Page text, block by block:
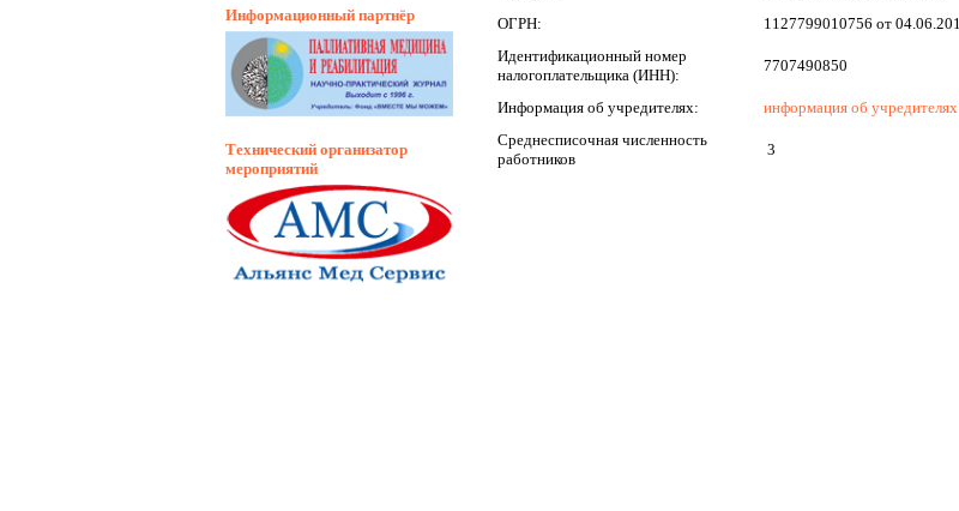
Информационный партнёр
Технический организатор
мероприятий
ОГРН:
1127799010756 от
Идентификационный номер
налогоплательщика (ИНН):
7707490850
Информация об учредителях:
информация об учредителях
Среднесписочная численность
работников
3